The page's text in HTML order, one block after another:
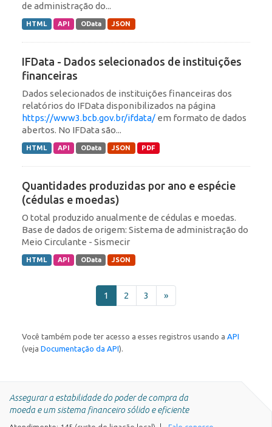
de administração do...
HTML API OData JSON
IFData - Dados selecionados de instituições
financeiras
Dados selecionados de instituições financeiras dos
relatórios do IFData disponibilizados na página
https://www3.bcb.gov.br/ifdata/ em formato de dados
abertos. No IFData são...
HTML API OData JSON PDF
Quantidades produzidas por ano e espécie
(cédulas e moedas)
O total produzido anualmente de cédulas e moedas.
Base de dados de origem: Sistema de administração do
Meio Circulante - Sismecir
HTML API OData JSON
1 2 3 »
Você também pode ter acesso a esses registros usando a API
(veja Documentação da API).
Assegurar a estabilidade do poder de compra da
moeda e um sistema financeiro sólido e eficiente